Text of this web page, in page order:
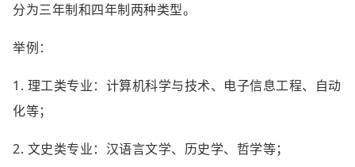
分为三年制和四年制两种类型。
举例：
1. 理工类专业：计算机科学与技术、电子信息工程、自动
化等；
2. 文史类专业：汉语言文学、历史学、哲学等；